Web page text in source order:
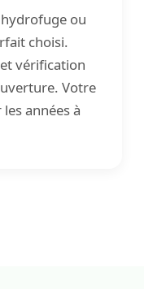
ou
choisi.
vérification
Votre
années à